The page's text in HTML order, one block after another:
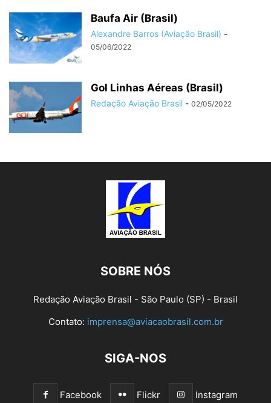
Baufa Air (Brasil)
Alexandre Barros (Aviação Brasil) -
05/06/2022
Gol Linhas Aéreas (Brasil)
Redação Aviação Brasil - 02/05/2022
SOBRE NÓS
Redação Aviação Brasil - São Paulo (SP) - Brasil
Contato: imprensa@aviacaobrasil.com.br
SIGA-NOS
Facebook Flickr Instagram